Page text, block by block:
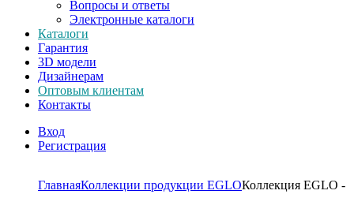
Вопросы и ответы
Электронные каталоги
Каталоги
Гарантия
3D модели
Дизайнерам
Оптовым клиентам
Контакты
Вход
Регистрация
ГлавнаяКоллекции продукции EGLOКоллекция EGLO